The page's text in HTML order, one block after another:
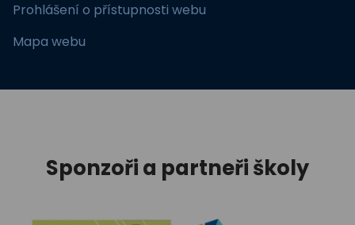
Prohlášení o přístupnosti webu
Mapa webu
Sponzoři a partneři školy